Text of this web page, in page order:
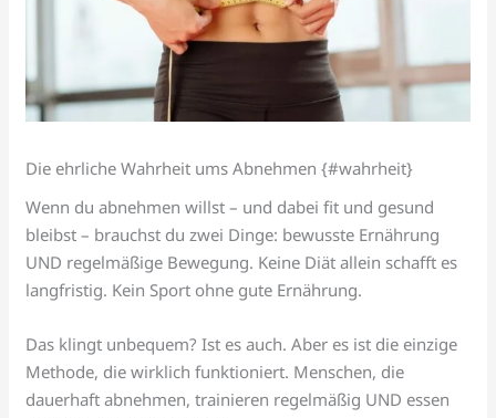
Die ehrliche Wahrheit ums Abnehmen {#wahrheit}
Wenn du abnehmen willst – und dabei fit und gesund
bleibst – brauchst du zwei Dinge: bewusste Ernährung
UND regelmäßige Bewegung. Keine Diät allein schafft es
langfristig. Kein Sport ohne gute Ernährung.
Das klingt unbequem? Ist es auch. Aber es ist die einzige
Methode, die wirklich funktioniert. Menschen, die
dauerhaft abnehmen, trainieren regelmäßig UND essen